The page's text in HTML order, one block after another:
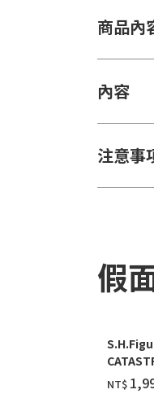
商品內
內容
注意事
假
NT$